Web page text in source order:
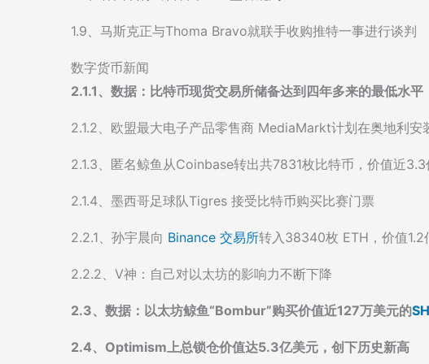
1.9、马斯克正与Thoma Bravo就联手收购推特一事进行谈判
数字货币新闻
2.1.1、数据：比特币现货交易所储备达到四年多来的最低水平
2.1.2、欧盟最大电子产品零售商 MediaMarkt计划在奥地利安
2.1.3、匿名鲸鱼从Coinbase转出共7831枚比特币，价值近3.3
2.1.4、墨西哥足球队Tigres 接受比特币购买比赛门票
2.2.1、孙宇晨向 Binance 交易所转入38340枚 ETH，价值1.2
2.2.2、V神：自己对以太坊的影响力不断下降
2.3、数据：以太坊鲸鱼“Bombur”购买价值近127万美元的
2.4、Optimism上总锁仓价值达5.3亿美元，创下历史新高